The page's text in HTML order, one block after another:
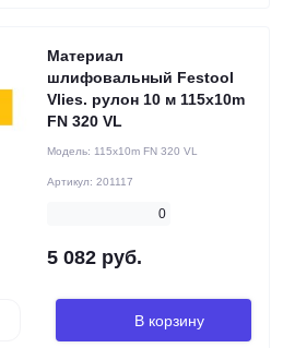
Материал
шлифовальный Festool
Vlies. рулон 10 м 115x10m
FN 320 VL
Модель: 115x10m FN 320 VL
Артикул: 201117
0
5 082 руб.
В корзину